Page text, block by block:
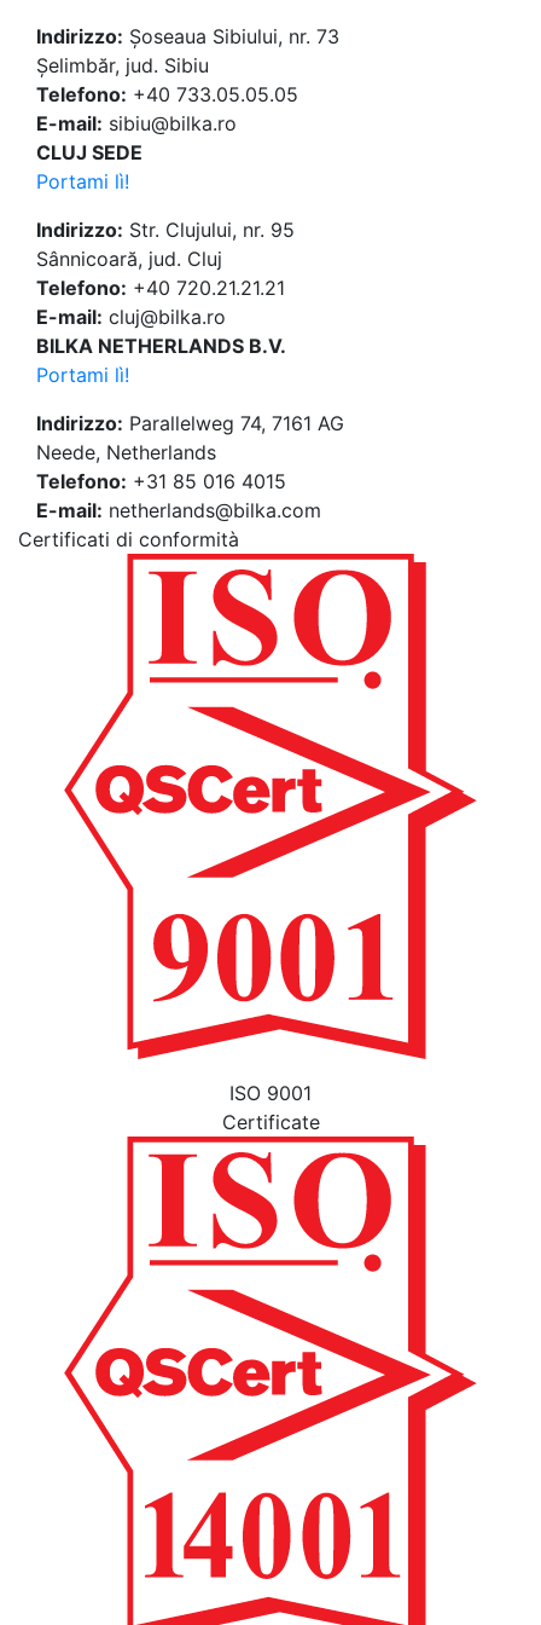
Indirizzo: Șoseaua Sibiului, nr. 73
Șelimbăr, jud. Sibiu
Telefono: +40 733.05.05.05
E-mail: sibiu@bilka.ro
CLUJ SEDE
Portami lì!
Indirizzo: Str. Clujului, nr. 95
Sânnicoară, jud. Cluj
Telefono: +40 720.21.21.21
E-mail: cluj@bilka.ro
BILKA NETHERLANDS B.V.
Portami lì!
Indirizzo: Parallelweg 74, 7161 AG
Neede, Netherlands
Telefono: +31 85 016 4015
E-mail: netherlands@bilka.com
Certificati di conformità
ISO 9001
Certificate